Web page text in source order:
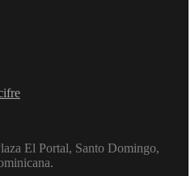
El Portal, Santo Domingo,